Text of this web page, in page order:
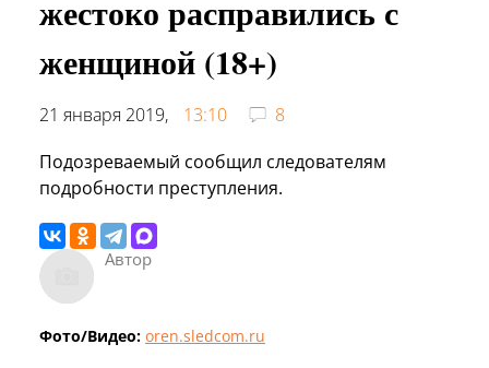
жестоко расправились с
женщиной (18+)
21 января 2019, 13:10
8
Подозреваемый сообщил следователям
подробности преступления.
Автор
Фото/Видео: oren.sledcom.ru